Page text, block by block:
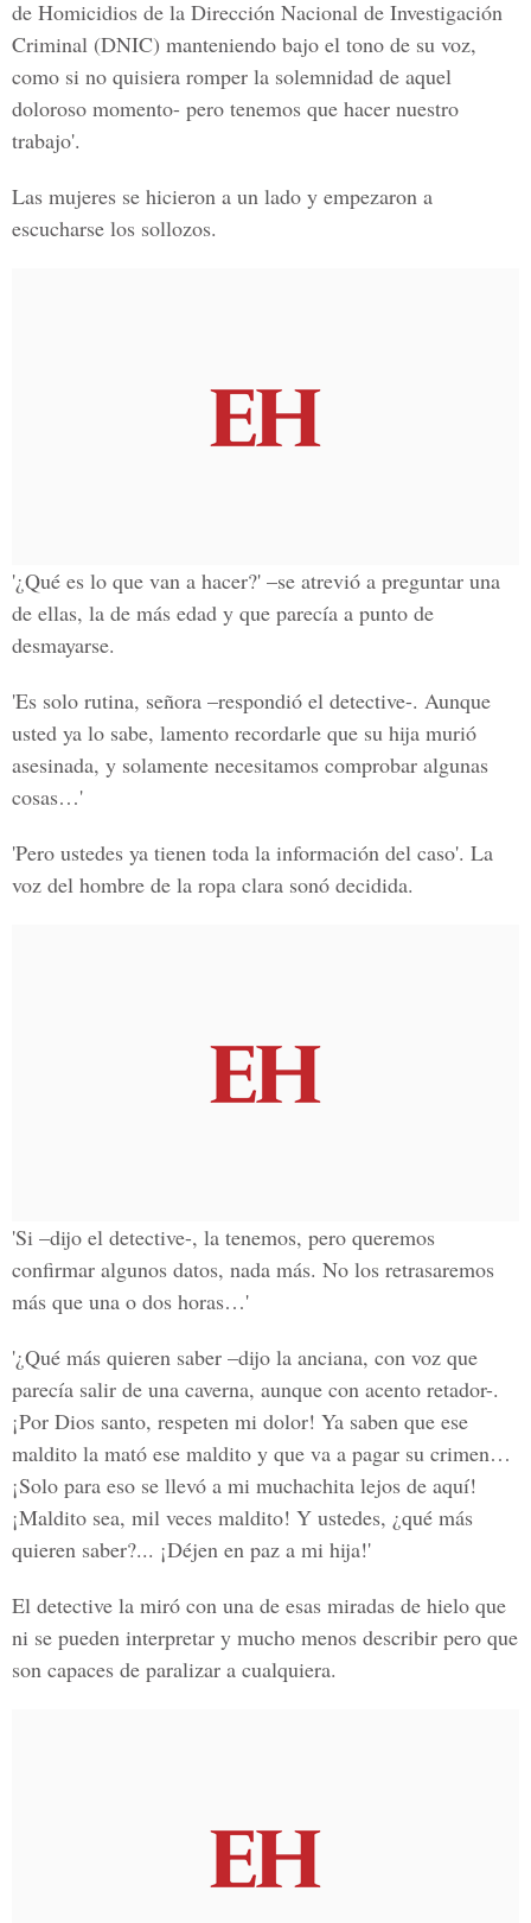
de Homicidios de la Dirección Nacional de Investigación
Criminal (DNIC) manteniendo bajo el tono de su voz,
como si no quisiera romper la solemnidad de aquel
doloroso momento- pero tenemos que hacer nuestro
trabajo'.
Las mujeres se hicieron a un lado y empezaron a
escucharse los sollozos.
'¿Qué es lo que van a hacer?' –se atrevió a preguntar una
de ellas, la de más edad y que parecía a punto de
desmayarse.
'Es solo rutina, señora –respondió el detective-. Aunque
usted ya lo sabe, lamento recordarle que su hija murió
asesinada, y solamente necesitamos comprobar algunas
cosas…'
'Pero ustedes ya tienen toda la información del caso'. La
voz del hombre de la ropa clara sonó decidida.
'Si –dijo el detective-, la tenemos, pero queremos
confirmar algunos datos, nada más. No los retrasaremos
más que una o dos horas…'
'¿Qué más quieren saber –dijo la anciana, con voz que
parecía salir de una caverna, aunque con acento retador-.
¡Por Dios santo, respeten mi dolor! Ya saben que ese
maldito la mató ese maldito y que va a pagar su crimen…
¡Solo para eso se llevó a mi muchachita lejos de aquí!
¡Maldito sea, mil veces maldito! Y ustedes, ¿qué más
quieren saber?... ¡Déjen en paz a mi hija!'
El detective la miró con una de esas miradas de hielo que
ni se pueden interpretar y mucho menos describir pero que
son capaces de paralizar a cualquiera.